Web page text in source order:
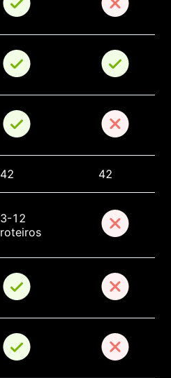
42 42
3-12
roteiros